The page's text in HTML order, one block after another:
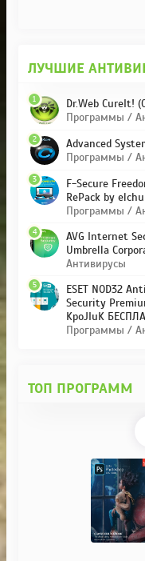
ЛУЧШИЕ
Dr.Web CureIt!
Программы /
1
Advanced
Программы /
2
F-Secure
RePack by
Программы /
3
AVG Internet
Umbrella
Антивирусы
4
ESET NOD32
Security
KpoJIuK
Программы /
5
ТОП ПРОГРАММ